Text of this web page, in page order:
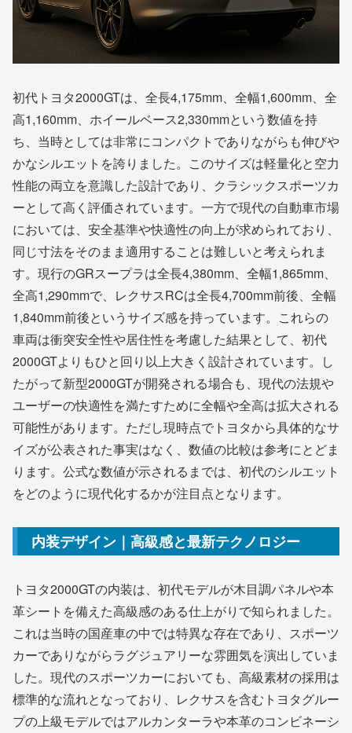
初代トヨタ2000GTは、全長4,175mm、全幅1,600mm、全
高1,160mm、ホイールベース2,330mmという数値を持
ち、当時としては非常にコンパクトでありながらも伸びや
かなシルエットを誇りました。このサイズは軽量化と空力
性能の両立を意識した設計であり、クラシックスポーツカ
ーとして高く評価されています。一方で現代の自動車市場
においては、安全基準や快適性の向上が求められており、
同じ寸法をそのまま適用することは難しいと考えられま
す。現行のGRスープラは全長4,380mm、全幅1,865mm、
全高1,290mmで、レクサスRCは全長4,700mm前後、全幅
1,840mm前後というサイズ感を持っています。これらの
車両は衝突安全性や居住性を考慮した結果として、初代
2000GTよりもひと回り以上大きく設計されています。し
たがって新型2000GTが開発される場合も、現代の法規や
ユーザーの快適性を満たすために全幅や全高は拡大される
可能性があります。ただし現時点でトヨタから具体的なサ
イズが公表された事実はなく、数値の比較は参考にとどま
ります。公式な数値が示されるまでは、初代のシルエット
をどのように現代化するかが注目点となります。
内装デザイン｜高級感と最新テクノロジー
トヨタ2000GTの内装は、初代モデルが木目調パネルや本
革シートを備えた高級感のある仕上がりで知られました。
これは当時の国産車の中では特異な存在であり、スポーツ
カーでありながらラグジュアリーな雰囲気を演出していま
した。現代のスポーツカーにおいても、高級素材の採用は
標準的な流れとなっており、レクサスを含むトヨタグルー
プの上級モデルではアルカンターラや本革のコンビネーシ